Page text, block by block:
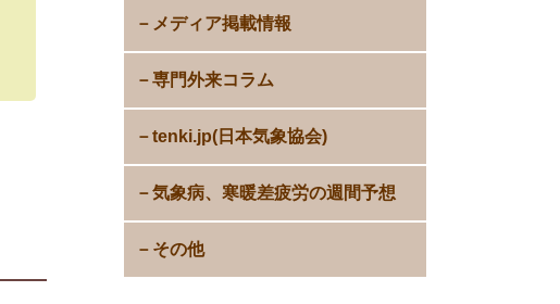
メディア掲載情報
専門外来コラム
tenki.jp(日本気象協会)
気象病、寒暖差疲労の週間予想
その他